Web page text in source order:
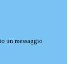
un messaggio